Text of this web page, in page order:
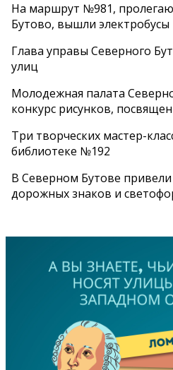
На маршрут №981,
Бутово, вышли
Глава управы Северного
улиц
Молодежная палата
конкурс рисунков,
Три творческих мастер-
библиотеке №192
В Северном Бутове
дорожных знаков и